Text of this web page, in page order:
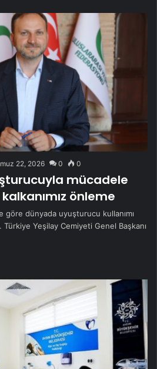
22, 2026 0 0
mücadele
kalkanımız önleme
dünyada uyuşturucu kullanımı
Türkiye Yeşilay Cemiyeti Genel Başkanı